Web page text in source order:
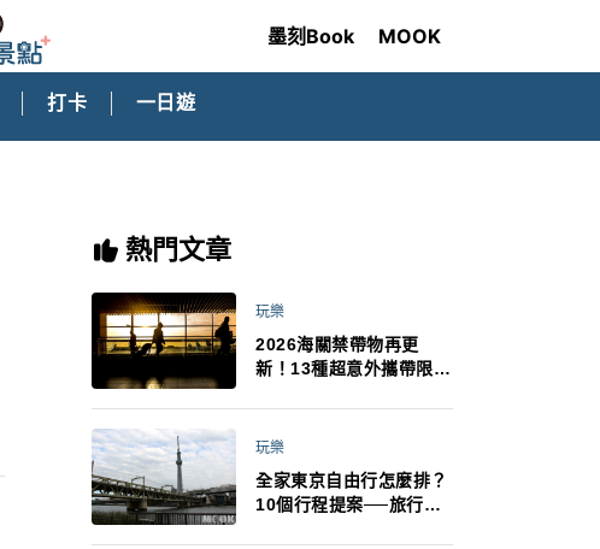
墨刻Book MOOK
打卡 一日遊
熱門文章
玩樂
2026海關禁帶物再更
新！13種超意外攜帶限
最高還罰百萬！注意事項
玩樂
全家東京自由行怎麼排？
10個行程提案──旅行不